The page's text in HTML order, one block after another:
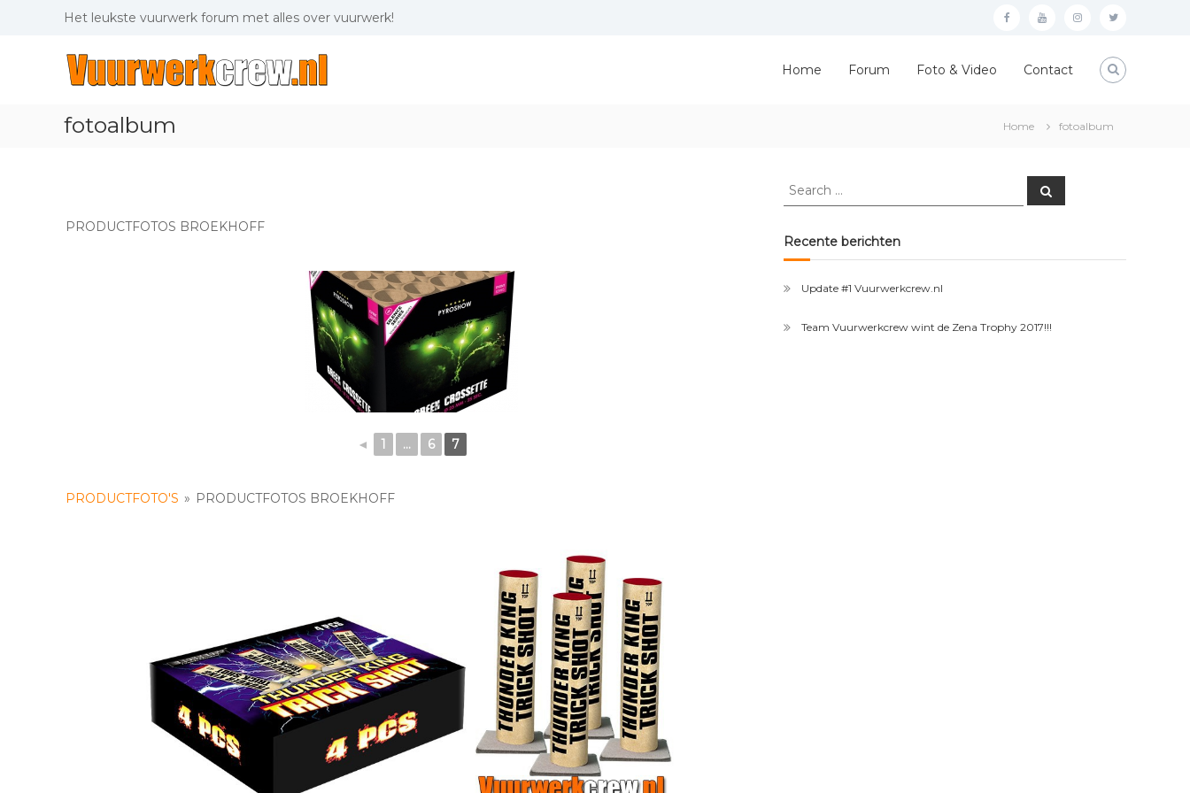
Het leukste vuurwerk forum met alles over vuurwerk! FacebookYouTubeInstagram
Twitter
Vuurwerkcrew.nl
Het
forum
Home Forum Foto & Video Contact
fotoalbum Home fotoalbum
PRODUCTFOTOS BROEKHOFF
◄ 1 ... 6 7
PRODUCTFOTO'S » PRODUCTFOTOS BROEKHOFF
Search
Search
Recente berichten
Update #1 Vuurwerkcrew.nl
Team Vuurwerkcrew wint de Zena Trophy 2017!!!